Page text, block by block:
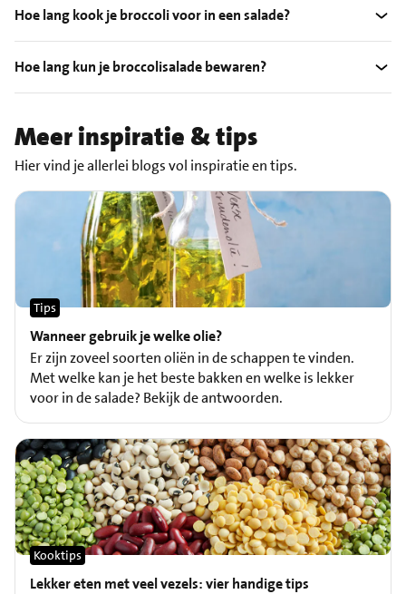
Hoe lang kook je broccoli voor in een salade?
Hoe lang kun je broccolisalade bewaren?
Meer inspiratie & tips
Hier vind je allerlei blogs vol inspiratie en tips.
Wanneer gebruik je welke olie?
Tips
Er zijn zoveel soorten oliën in de schappen te vinden.
Met welke kan je het beste bakken en welke is lekker
voor in de salade? Bekijk de antwoorden.
Lekker eten met veel vezels: vier handige tips
Kooktips